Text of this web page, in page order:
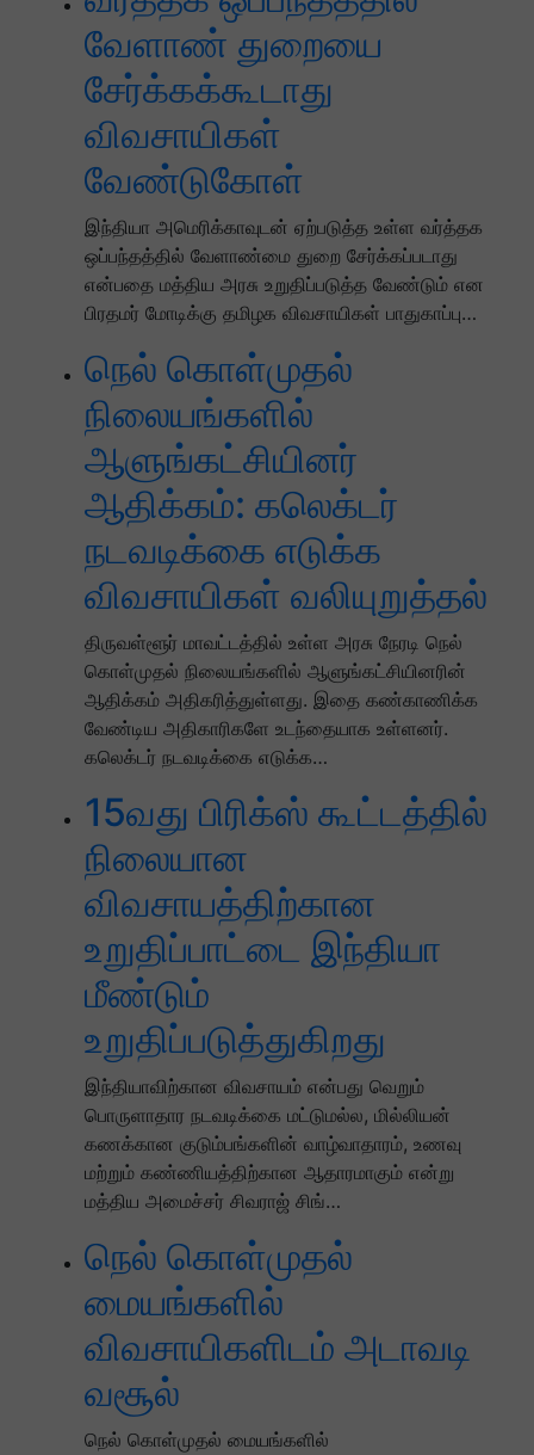
வேளாண் துறையை
சேர்க்கக்கூடாது
விவசாயிகள்
வேண்டுகோள்
இந்தியா அமெரிக்காவுடன் ஏற்படுத்த உள்ள வர்த்தக
ஒப்பந்தத்தில் வேளாண்மை துறை சேர்க்கப்படாது
என்பதை மத்திய அரசு உறுதிப்படுத்த வேண்டும் என
பிரதமர் மோடிக்கு தமிழக விவசாயிகள் பாதுகாப்பு…
நெல் கொள்முதல்
நிலையங்களில்
ஆளுங்கட்சியினர்
ஆதிக்கம்: கலெக்டர்
நடவடிக்கை எடுக்க
விவசாயிகள் வலியுறுத்தல்
திருவள்ளூர் மாவட்டத்தில் உள்ள அரசு நேரடி நெல்
கொள்முதல் நிலையங்களில் ஆளுங்கட்சியினரின்
ஆதிக்கம் அதிகரித்துள்ளது. இதை கண்காணிக்க
வேண்டிய அதிகாரிகளே உடந்தையாக உள்ளனர்.
கலெக்டர் நடவடிக்கை எடுக்க…
15வது பிரிக்ஸ் கூட்டத்தில்
நிலையான
விவசாயத்திற்கான
உறுதிப்பாட்டை இந்தியா
மீண்டும்
உறுதிப்படுத்துகிறது
இந்தியாவிற்கான விவசாயம் என்பது வெறும்
பொருளாதார நடவடிக்கை மட்டுமல்ல, மில்லியன்
கணக்கான குடும்பங்களின் வாழ்வாதாரம், உணவு
மற்றும் கண்ணியத்திற்கான ஆதாரமாகும் என்று
மத்திய அமைச்சர் சிவராஜ் சிங்…
நெல் கொள்முதல்
மையங்களில்
விவசாயிகளிடம் அடாவடி
வசூல்
நெல் கொள்முதல் மையங்களில்